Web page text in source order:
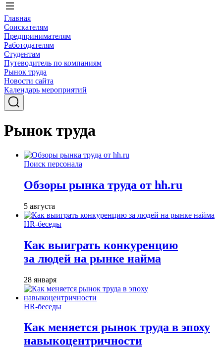
Главная
Соискателям
Предпринимателям
Работодателям
Студентам
Путеводитель по компаниям
Рынок труда
Новости сайта
Календарь мероприятий
Рынок труда
Поиск персонала
Обзоры рынка труда от hh.ru
5 августа
HR-беседы
Как выиграть конкуренцию
за людей на рынке найма
28 января
HR-беседы
Как меняется рынок труда в эпоху
навыкоцентричности